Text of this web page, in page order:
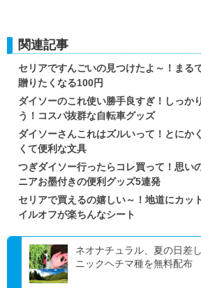
関連記事
セリアですんごいの見つけたよ～！まる
贈りたくなる100円
ダイソーのこれ使い勝手良すぎ！しっか
う！コスパ抜群な自転車グッズ
ダイソーさんこれはズルいって！とに
くて便利な文具
つぎダイソー行ったらコレ買って！思い
ニアお墨付きの便利グッズ5連発
セリアで買えるの嬉しい～！地道にカッ
イルオフが楽ちんなシート
ネオナチュラル、夏の日差
ニックヘチマ種を無料配布